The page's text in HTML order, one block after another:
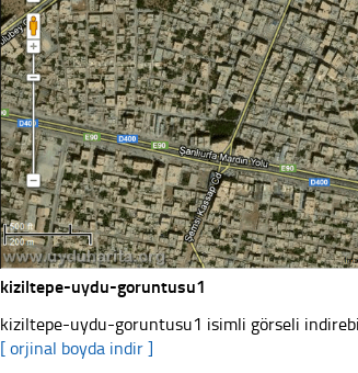
kiziltepe-uydu-goruntusu1
kiziltepe-uydu-goruntusu1 isimli görseli
[ orjinal boyda indir ]